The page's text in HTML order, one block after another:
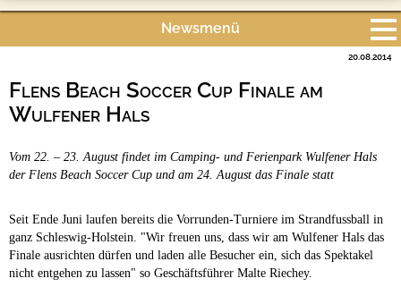
Stadtnah
Ganzjährig geöffnet
Newsmenü
Campingplätze
Touristik
Flens Beach Soccer Cup Finale am
Wulfener Hals
20.08.2014
Vom 22. – 23. August findet im Camping- und Ferienpark Wulfener Hals
der Flens Beach Soccer Cup und am 24. August das Finale statt
Seit Ende Juni laufen bereits die Vorrunden-Turniere im Strandfussball in
ganz Schleswig-Holstein. "Wir freuen uns, dass wir am Wulfener Hals das
Finale ausrichten dürfen und laden alle Besucher ein, sich das Spektakel
nicht entgehen zu lassen" so Geschäftsführer Malte Riechey.